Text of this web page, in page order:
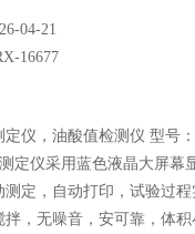
04-21
16677
仪，油酸值检测仪 型号
定仪采用蓝色液晶大屏幕
测定，自动打印，试验过
，无噪音，安可靠，体积